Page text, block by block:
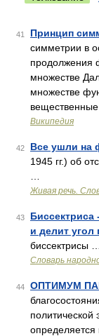
41 Принцип
симметрии в
продолжения
множестве
множестве
Википедия
42 Все ушли на
1945 гг.) об
Живая речь.
43
Биссектриса
и делит угол
биссектрисы …
Словарь
44 ОПТИМУМ